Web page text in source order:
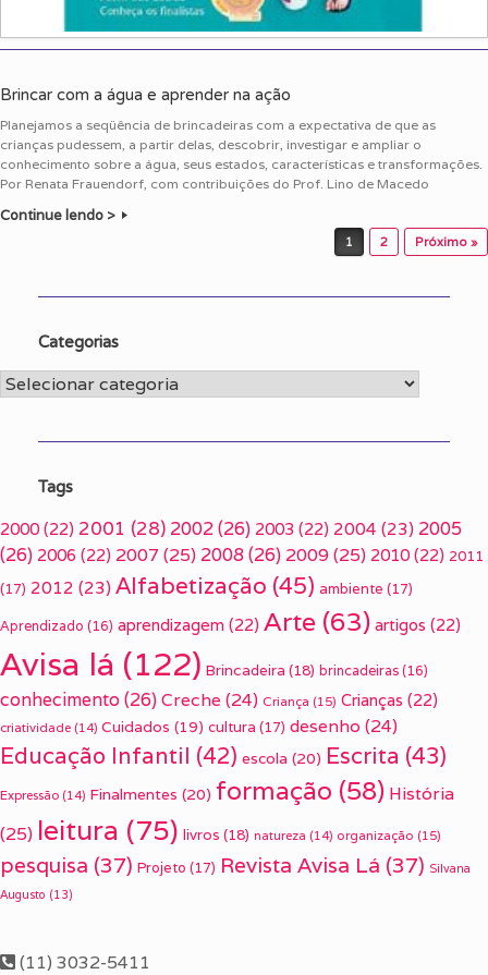
Brincar com a água e aprender na ação
Planejamos a seqüência de brincadeiras com a expectativa de que as
crianças pudessem, a partir delas, descobrir, investigar e ampliar o
conhecimento sobre a água, seus estados, características e transformações.
Por Renata Frauendorf, com contribuições do Prof. Lino de Macedo
Continue lendo >
1 2 Próximo »
Categorias
Categorias
Tags
2000 (22) 2001 (28) 2002(26) 2003 (22) 2004 (23) 2005
(26) 2006 (22) 2007 (25) 2008(26) 2009(25) 2010 (22) 2011
(17) 2012 (23) Alfabetização (45) ambiente (17)
Aprendizado (16) aprendizagem (22) Arte (63) artigos (22)
Avisa lá (122) Brincadeira (18) brincadeiras (16)
conhecimento(26) Creche (24) Criança (15) Crianças (22)
criatividade (14) Cuidados (19) cultura (17) desenho (24)
Educação Infantil (42) escola (20) Escrita (43)
Expressão (14) Finalmentes (20) formação (58) História
(25) leitura (75) livros (18) natureza (14) organização (15)
pesquisa (37) Projeto (17) Revista Avisa Lá (37) Silvana
Augusto (13)
(11) 3032-5411